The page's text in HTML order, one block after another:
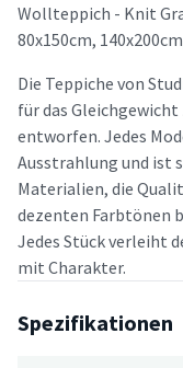
Wollteppich - Knit
80x150cm,
Die Teppiche von
für das
entworfen. Jedes
Ausstrahlung und
Materialien, die
dezenten Farbtönen
Jedes Stück verleiht
mit Charakter.
Spezifikationen